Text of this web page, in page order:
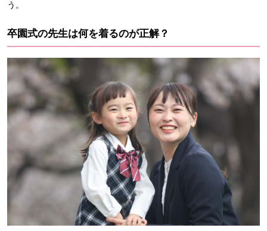
う。
卒園式の先生は何を着るのが正解？